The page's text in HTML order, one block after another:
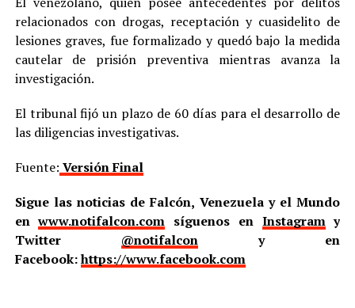
relacionados con drogas, receptación y cuasidelito de
lesiones graves, fue formalizado y quedó bajo la medida
cautelar de prisión preventiva mientras avanza la
investigación.
El tribunal fijó un plazo de 60 días para el desarrollo de
las diligencias investigativas.
Fuente: Versión Final
Sigue las noticias de Falcón, Venezuela y el Mundo
enwww.notifalcon.com síguenos en Instagramy
Twitter @notifalcony en
Facebook:https://www.facebook.com